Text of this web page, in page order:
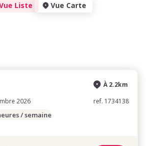
Liste Vue Carte
2026
À 2.2km
ref. 1734138
/ semaine